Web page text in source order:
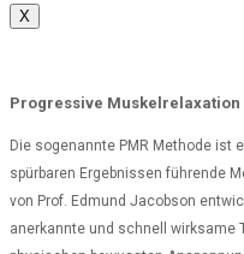
X
Progressive Muskelrelaxation
Die sogenannte PMR Methode
spürbaren Ergebnissen führende
von Prof. Edmund Jacobson
anerkannte und schnell wirksame